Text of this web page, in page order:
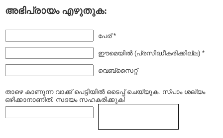
അഭിപ്രായം എഴുതുക:
പേര് *
ഈമെയില്‍ (പ്രസിദ്ധീകരിക്കില്ല) *
വെബ്സൈറ്റ്
താഴെ കാണുന്ന വാക്ക് പെട്ടിയില്‍ ടൈപ്പ്‌ ചെയ്യുക. സ്പാം ശല്യം
ഒഴിക്കാനാണിത്. സദയം സഹകരിക്കുക!